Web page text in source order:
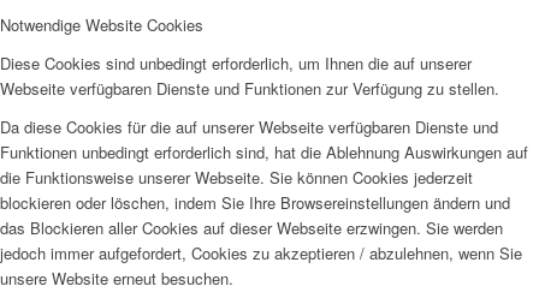
Notwendige Website Cookies
Diese Cookies sind unbedingt erforderlich, um Ihnen die auf unserer
Webseite verfügbaren Dienste und Funktionen zur Verfügung zu stellen.
Da diese Cookies für die auf unserer Webseite verfügbaren Dienste und
Funktionen unbedingt erforderlich sind, hat die Ablehnung Auswirkungen auf
die Funktionsweise unserer Webseite. Sie können Cookies jederzeit
blockieren oder löschen, indem Sie Ihre Browsereinstellungen ändern und
das Blockieren aller Cookies auf dieser Webseite erzwingen. Sie werden
jedoch immer aufgefordert, Cookies zu akzeptieren / abzulehnen, wenn Sie
unsere Website erneut besuchen.